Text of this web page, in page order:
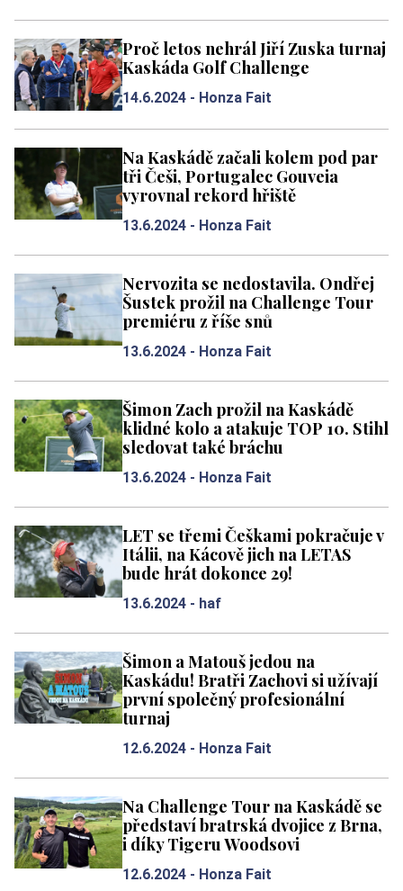
Proč letos nehrál Jiří Zuska turnaj
Kaskáda Golf Challenge
14.6.2024 - Honza Fait
Na Kaskádě začali kolem pod par
tři Češi, Portugalec Gouveia
vyrovnal rekord hřiště
13.6.2024 - Honza Fait
Nervozita se nedostavila. Ondřej
Šustek prožil na Challenge Tour
premiéru z říše snů
13.6.2024 - Honza Fait
Šimon Zach prožil na Kaskádě
klidné kolo a atakuje TOP 10. Stihl
sledovat také bráchu
13.6.2024 - Honza Fait
LET se třemi Češkami pokračuje v
Itálii, na Kácově jich na LETAS
bude hrát dokonce 29!
13.6.2024 - haf
Šimon a Matouš jedou na
Kaskádu! Bratři Zachovi si užívají
první společný profesionální
turnaj
12.6.2024 - Honza Fait
Na Challenge Tour na Kaskádě se
představí bratrská dvojice z Brna,
i díky Tigeru Woodsovi
12.6.2024 - Honza Fait